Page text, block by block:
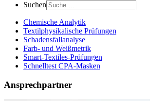
Suchen
Chemische Analytik
Textilphysikalische Prüfungen
Schadensfallanalyse
Farb- und Weißmetrik
Smart-Textiles-Prüfungen
Schnelltest CPA-Masken
Ansprechpartner